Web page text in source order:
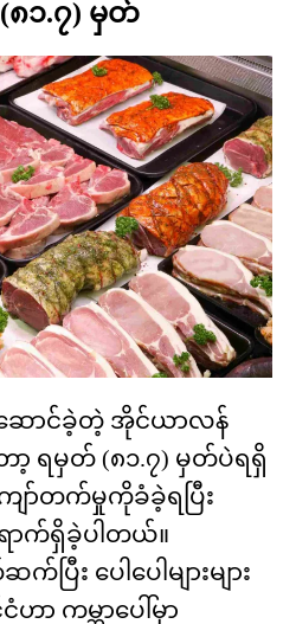
၈၁.၇) မှတ်
ဆောင်ခဲ့တဲ့ အိုင်ယာလန်
ာ့ ရမှတ် (၈၁.၇) မှတ်ပဲရရှိ
ော်တက်မှုကိုခံခဲ့ရပြီး
ာက်ရှိခဲ့ပါတယ်။
း ပေါပေါများများ
ကမ္ဘာပေါ်မှာ